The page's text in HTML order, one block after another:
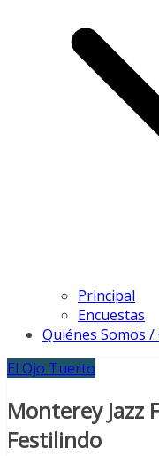
Principal
Encuestas
Quiénes Somos
El Ojo Tuerto
Monterey Jazz
Festilindo